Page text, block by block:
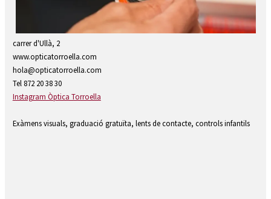
Diapositiva 1 de 1
carrer d'Ullà, 2
www.opticatorroella.com
hola@opticatorroella.com
Tel 872 20 38 30
Instagram Òptica Torroella
Exàmens visuals, graduació gratuïta, lents de contacte, controls infantils